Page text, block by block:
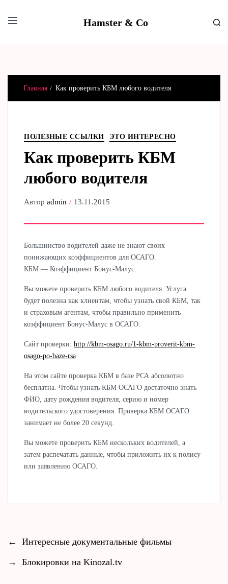
Hamster & Co
Главная Как проверить КБМ любого водителя
ПОЛЕЗНЫЕ ССЫЛКИ ЭТО ИНТЕРЕСНО
Как проверить КБМ
любого водителя
Авторadmin 13.11.2015
Большинство водителей даже не знают своих
понижающих коэффициентов для ОСАГО.
КБМ — Коэффициент Бонус-Малус.
Вы можете проверить КБМ любого водителя. Услуга
будет полезна как клиентам, чтобы узнать свой КБМ, так
и страховым агентам, чтобы правильно применить
коэффициент Бонус-Малус в ОСАГО.
Сайт проверки:http://kbm-osago.ru/1-kbm-proverit-kbm-
osago-po-baze-rsa
На этом сайте проверка КБМ в базе РСА абсолютно
бесплатна. Чтобы узнать КБМ ОСАГО достаточно знать
ФИО, дату рождения водителя, серию и номер
водительского удостоверения. Проверка КБМ ОСАГО
занимает не более 20 секунд.
Вы можете проверить КБМ нескольких водителей, а
затем распечатать данные, чтобы приложить их к полису
или заявлению ОСАГО.
←
Интересные документальные фильмы
→
Блокировки на Kinozal.tv